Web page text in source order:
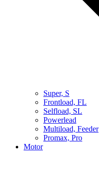
Super, S
Frontload, FL
Selfload, SL
Powerlead
Multiload, Feeder
Promax, Pro
Motor